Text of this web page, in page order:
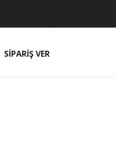
SİPARİŞ VER